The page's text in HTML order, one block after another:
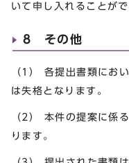
いて申し入れることがで
8 その他
（1） 各提出書類にお
は失格となります。
（2） 本件の提案に係
ります。